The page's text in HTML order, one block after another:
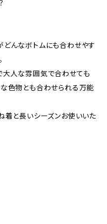
んなボトムにも合わせやす
大人な雰囲気で合わせても
色物とも合わせられる万能
着と長いシーズンお使いいた